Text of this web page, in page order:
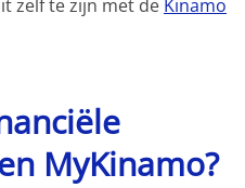
zelf te zijn met de Kinamo
MyKinamo?